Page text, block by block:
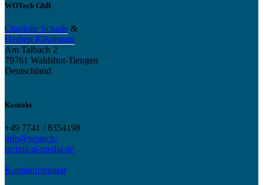
WOTech GbR
Charlotte Schade &
Herbert Käszmann
Am Talbach 2
79761 Waldshut-Tiengen
Deutschland
Kontakt
+49 7741 / 8354198
info@wotech-
technical-media.de
Kontaktformular